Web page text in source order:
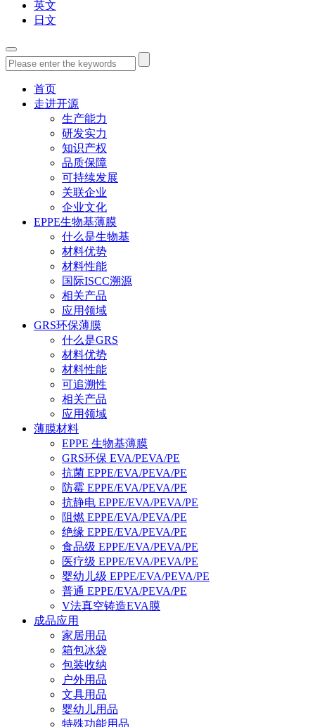
英文
日文
首页
走进开源
生产能力
研发实力
知识产权
品质保障
可持续发展
关联企业
企业文化
EPPE生物基薄膜
什么是生物基
材料优势
材料性能
国际ISCC溯源
相关产品
应用领域
GRS环保薄膜
什么是GRS
材料优势
材料性能
可追溯性
相关产品
应用领域
薄膜材料
EPPE 生物基薄膜
GRS环保 EVA/PEVA/PE
抗菌 EPPE/EVA/PEVA/PE
防霉 EPPE/EVA/PEVA/PE
抗静电 EPPE/EVA/PEVA/PE
阻燃 EPPE/EVA/PEVA/PE
绝缘 EPPE/EVA/PEVA/PE
食品级 EPPE/EVA/PEVA/PE
医疗级 EPPE/EVA/PEVA/PE
婴幼儿级 EPPE/EVA/PEVA/PE
普通 EPPE/EVA/PEVA/PE
V法真空铸造EVA膜
成品应用
家居用品
箱包冰袋
包装收纳
户外用品
文具用品
婴幼儿用品
特殊功能用品